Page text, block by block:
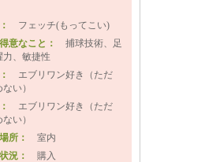
： フェッチ(もってこい)
意なこと： 捕球技術、足
力、敏捷性
： エブリワン好き（ただ
い）
： エブリワン好き（ただ
い）
所： 室内
況： 購入